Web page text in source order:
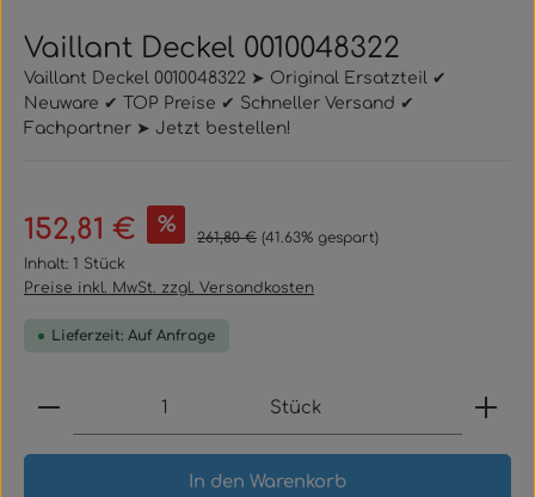
Vaillant Deckel 0010048322
Vaillant Deckel 0010048322 ➤ Original Ersatzteil ✔
Neuware ✔ TOP Preise ✔ Schneller Versand ✔
Fachpartner ➤ Jetzt bestellen!
Verkaufspreis:
152,81 € % Regulärer Preis:
261,80 € (41.63% gespart)
Inhalt: 1 Stück
Preise inkl. MwSt. zzgl. Versandkosten
Lieferzeit: Auf Anfrage
Produkt Anzahl: Gib den gewünschten Wert
Stück
In den Warenkorb